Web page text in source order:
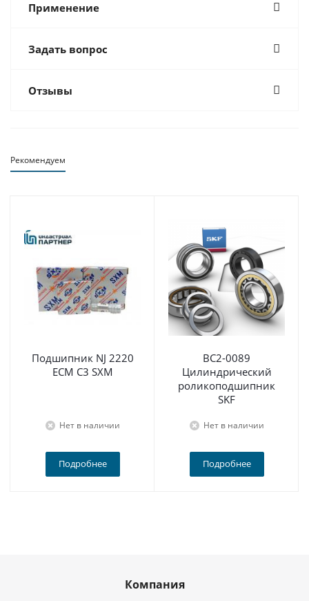
Применение
Задать вопрос
Отзывы
Рекомендуем
Подшипник NJ 2220
ECM C3 SXM
Нет в наличии
Подробнее
BC2-0089
Цилиндрический
роликоподшипник
SKF
Нет в наличии
Подробнее
Компания